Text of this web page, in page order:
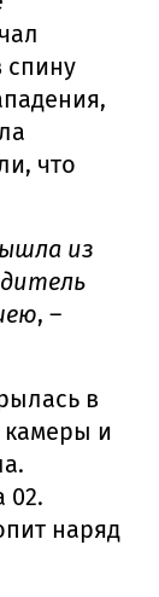
спину
что
из
, –
в
камеры и
02.
наряд